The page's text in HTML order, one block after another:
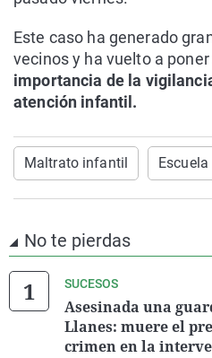
Este caso ha generado
vecinos y ha vuelto a
importancia de la
atención infantil.
Maltrato infantil
No te pierdas
SUCESOS
Asesinada una
Llanes: muere el
crimen en la